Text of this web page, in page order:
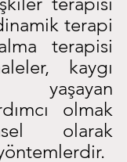
terapi
terapisi
kaygı
yaşayan
olmak
olarak